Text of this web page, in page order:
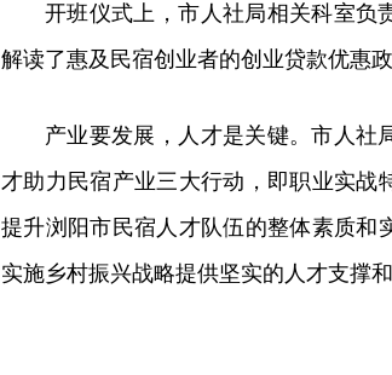
开班仪式上，市人社局相关科室负
解读了惠及民宿创业者的创业贷款优惠
产业要发展，人才是关键。市人社
才助力民宿产业三大行动，即职业实战
提升浏阳市民宿人才队伍的整体素质和
实施乡村振兴战略提供坚实的人才支撑和